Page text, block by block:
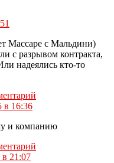
Массаре с Мальдини)
с разрывом контракта,
надеялись кто-то
в 16:36
и компанию
в 21:07